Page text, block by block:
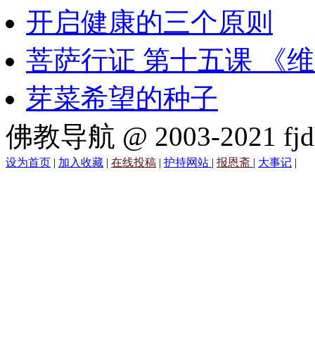
开启健康的三个原则
菩萨行证 第十五课 《
芽菜希望的种子
佛教导航 @ 2003-2021
设为首页 | 加入收藏 | 在线投稿 | 护持网站 | 报恩斋 | 大事记 |